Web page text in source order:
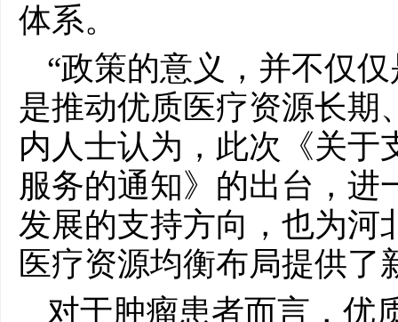
体系。
“政策的意义，并不仅
是推动优质医疗资源长期
内人士认为，此次《关于
服务的通知》的出台，进
发展的支持方向，也为河
医疗资源均衡布局提供了
对于肿瘤患者而言，优